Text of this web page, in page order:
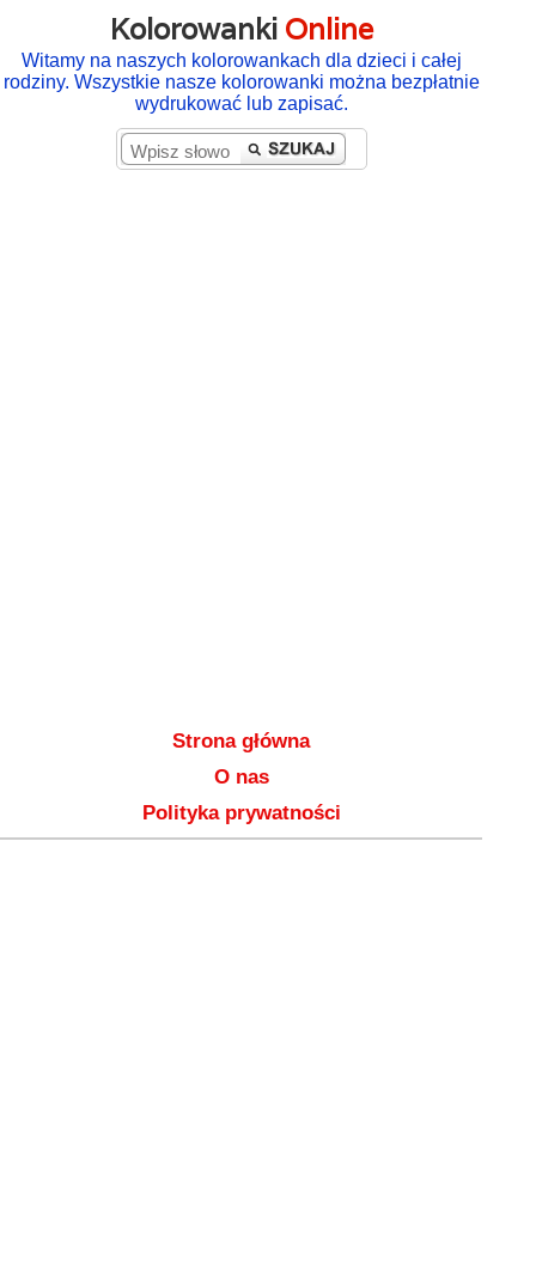
Kolorowanki Online
Witamy na naszych kolorowankach dla dzieci i całej
rodziny. Wszystkie nasze kolorowanki można bezpłatnie
wydrukować lub zapisać.
Strona główna
O nas
Polityka prywatności